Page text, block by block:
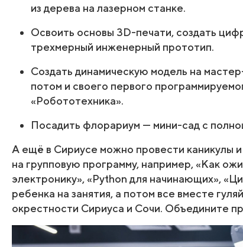
из дерева на лазерном станке.
Освоить основы 3D-печати, создать
трехмерный инженерный прототип.
Создать динамическую модель на
потом и своего первого
«Робототехника».
Посадить флорариум — мини-сад с
А ещё в Сириусе можно провести каникулы
на групповую программу, например, «Как
электронику», «Python для начинающих»,
ребенка на занятия, а потом все вместе
окрестности Сириуса и Сочи. Объедините